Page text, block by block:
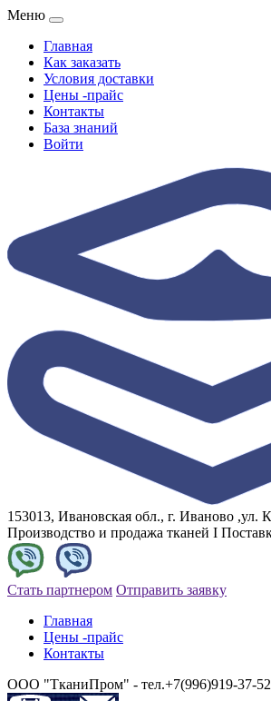
Меню
Главная
Как заказать
Условия доставки
Цены -прайс
Контакты
База знаний
Войти
153013, Ивановская обл., г. Иваново ,ул.
Производство и продажа тканей I
Стать партнером Отправить заявку
Главная
Цены -прайс
Контакты
ООО "ТканиПром" - тел.+7(996)919-37-